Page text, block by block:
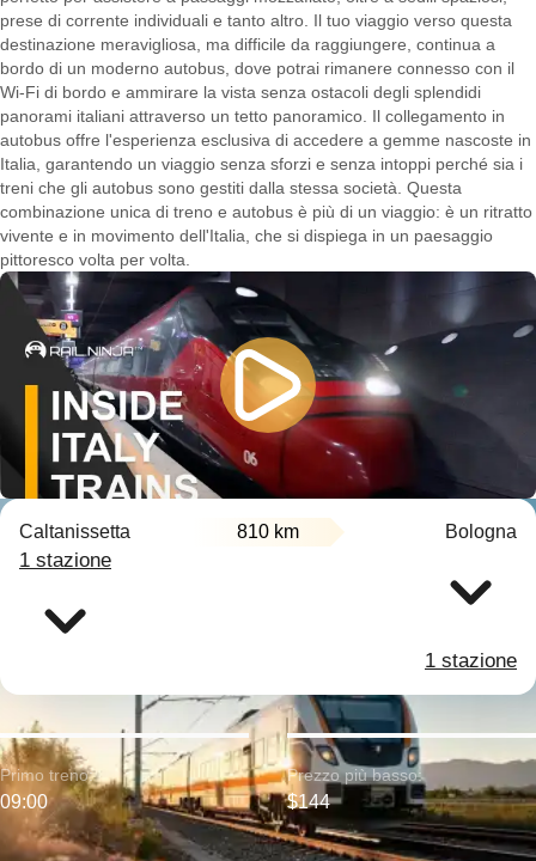
prese di corrente individuali e tanto altro. Il tuo viaggio verso questa
destinazione meravigliosa, ma difficile da raggiungere, continua a
bordo di un moderno autobus, dove potrai rimanere connesso con il
Wi-Fi di bordo e ammirare la vista senza ostacoli degli splendidi
panorami italiani attraverso un tetto panoramico. Il collegamento in
autobus offre l'esperienza esclusiva di accedere a gemme nascoste in
Italia, garantendo un viaggio senza sforzi e senza intoppi perché sia i
treni che gli autobus sono gestiti dalla stessa società. Questa
combinazione unica di treno e autobus è più di un viaggio: è un ritratto
vivente e in movimento dell'Italia, che si dispiega in un paesaggio
pittoresco volta per volta.
Caltanissetta 810 km Bologna
1 stazione
1 stazione
Primo treno:
09:00
Prezzo più basso:
$144